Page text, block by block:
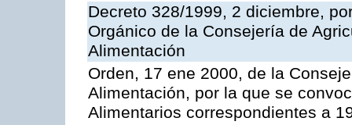
Decreto 328/1999, 2 diciembre,
Orgánico de la Consejería de
Alimentación
Orden, 17 ene 2000, de la
Alimentación, por la que se
Alimentarios correspondientes a